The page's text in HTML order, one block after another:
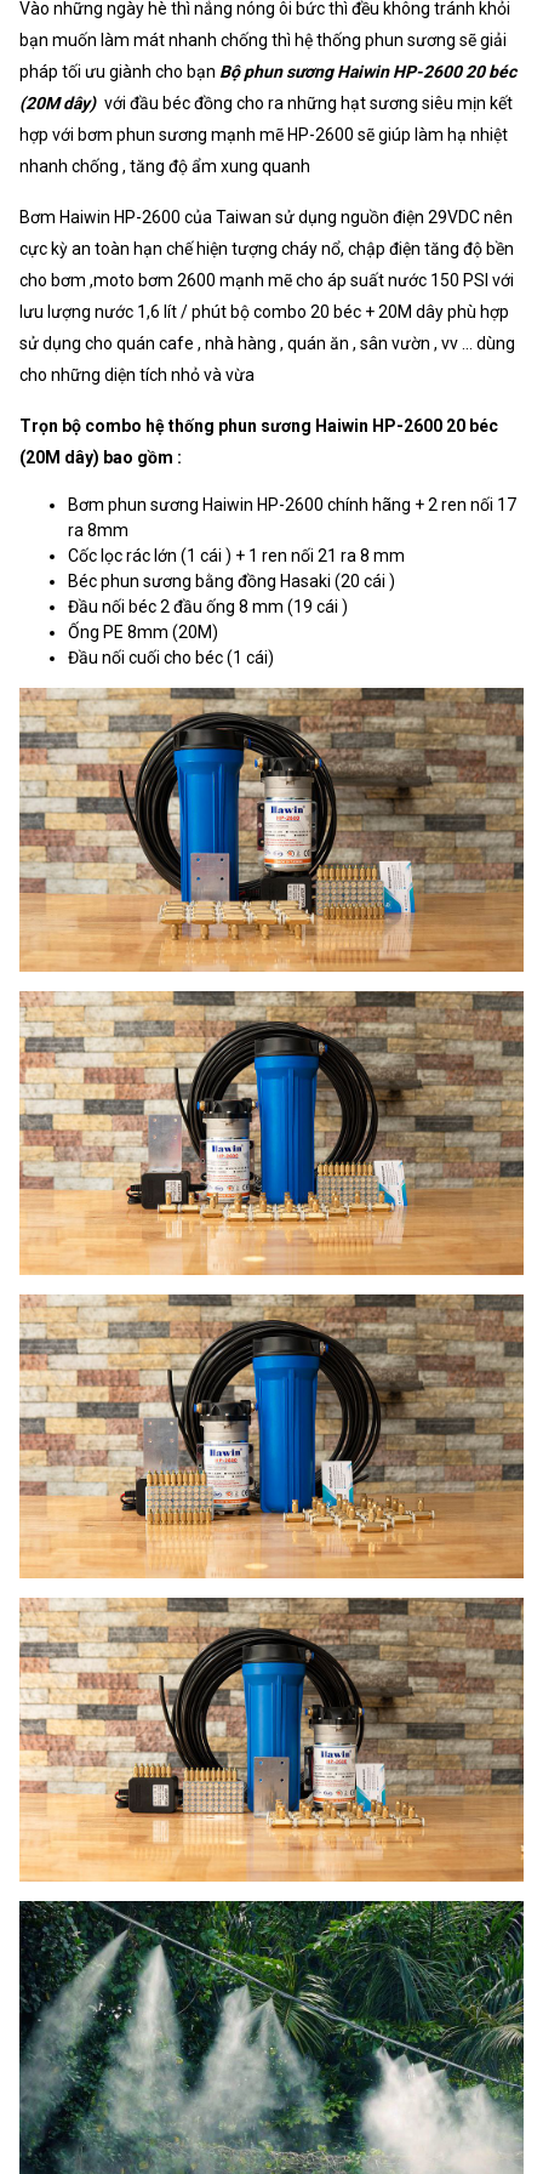
Vào những ngày hè thì nắng nóng ôi bức thì đều không tránh khỏi
bạn muốn làm mát nhanh chống thì hệ thống phun sương sẽ giải
pháp tối ưu giành cho bạn Bộ phun sương Haiwin HP-2600 20 béc
(20M dây) với đầu béc đồng cho ra những hạt sương siêu mịn kết
hợp với bơm phun sương mạnh mẽ HP-2600 sẽ giúp làm hạ nhiệt
nhanh chống , tăng độ ẩm xung quanh
Bơm Haiwin HP-2600 của Taiwan sử dụng nguồn điện 29VDC nên
cực kỳ an toàn hạn chế hiện tượng cháy nổ, chập điện tăng độ bền
cho bơm ,moto bơm 2600 mạnh mẽ cho áp suất nước 150 PSI với
lưu lượng nước 1,6 lít / phút bộ combo 20 béc + 20M dây phù hợp
sử dụng cho quán cafe , nhà hàng , quán ăn , sân vườn , vv ... dùng
cho những diện tích nhỏ và vừa
Trọn bộ combo hệ thống phun sương Haiwin HP-2600 20 béc
(20M dây) bao gồm :
Bơm phun sương Haiwin HP-2600 chính hãng + 2 ren nối 17
ra 8mm
Cốc lọc rác lớn (1 cái ) + 1 ren nối 21 ra 8 mm
Béc phun sương bằng đồng Hasaki (20 cái )
Đầu nối béc 2 đầu ống 8 mm (19 cái )
Ống PE 8mm (20M)
Đầu nối cuối cho béc (1 cái)